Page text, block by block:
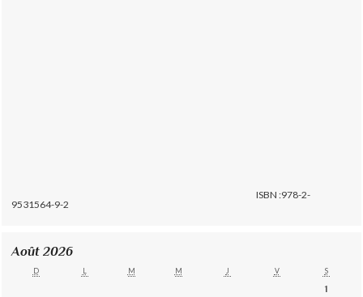
ISBN :978-2-
9531564-9-2
Août 2026
D L M M J V S
1